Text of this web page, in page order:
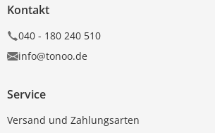
Kontakt
040 - 180 240 510
info@tonoo.de
Service
Versand und Zahlungsarten